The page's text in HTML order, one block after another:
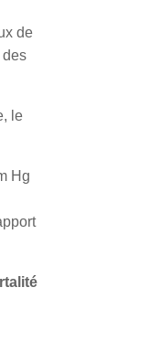
de
le
Hg